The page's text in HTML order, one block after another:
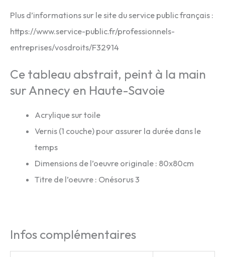
Plus d’informations sur le site du service public français :
https://www.service-public.fr/professionnels-
entreprises/vosdroits/F32914
Ce tableau abstrait, peint à la main
sur Annecy en Haute-Savoie
Acrylique sur toile
Vernis (1 couche) pour assurer la durée dans le
temps
Dimensions de l’oeuvre originale : 80x80cm
Titre de l’oeuvre : Onésorus 3
Infos complémentaires